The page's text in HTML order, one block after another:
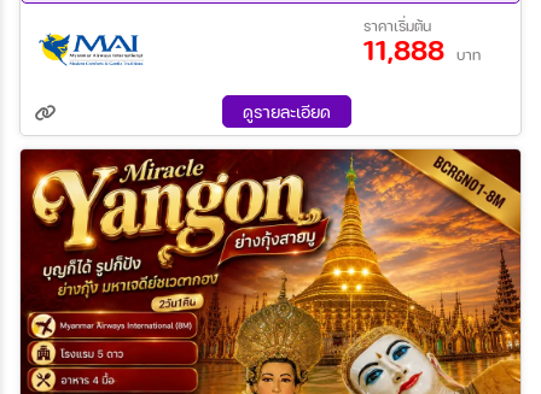
28 ส.ค. 69 - 29 ส.ค. 69
11 ก.ย. 69 - 12 ก.ย. 69
18 ก.ย. 69 - 19 ก.ย. 69
25 ก.ย. 69 - 26 ก.ย. 69
02 ต.ค. 69 - 03 ต.ค. 69
16 ต.ค. 69 - 17 ต.ค. 69
30 ต.ค. 69 - 31 ต.ค. 69
ราคาเริ่มต้น
11,888 บาท
ดูรายละเอียด